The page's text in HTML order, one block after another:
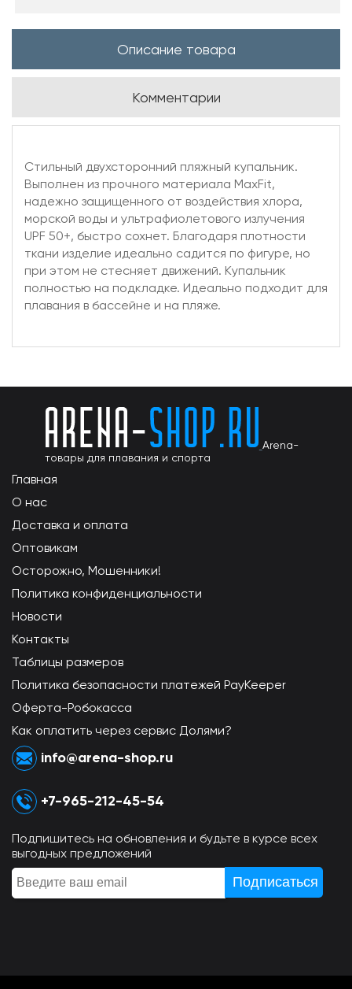
Описание товара
Комментарии
Стильный двухсторонний пляжный купальник.
Выполнен из прочного материала MaxFit,
надежно защищенного от воздействия хлора,
морской воды и ультрафиолетового излучения
UPF 50+, быстро сохнет. Благодаря плотности
ткани изделие идеально садится по фигуре, но
при этом не стесняет движений. Купальник
полностью на подкладке. Идеально подходит для
плавания в бассейне и на пляже.
Arena-
товары для плавания и спорта
Главная
О нас
Доставка и оплата
Оптовикам
Осторожно, Мошенники!
Политика конфиденциальности
Новости
Контакты
Таблицы размеров
Политика безопасности платежей PayKeeper
Оферта-Робокасса
Как оплатить через сервис Долями?
info@arena-shop.ru
+7-965-212-45-54
Подпишитесь на обновления и будьте в курсе всех
выгодных предложений